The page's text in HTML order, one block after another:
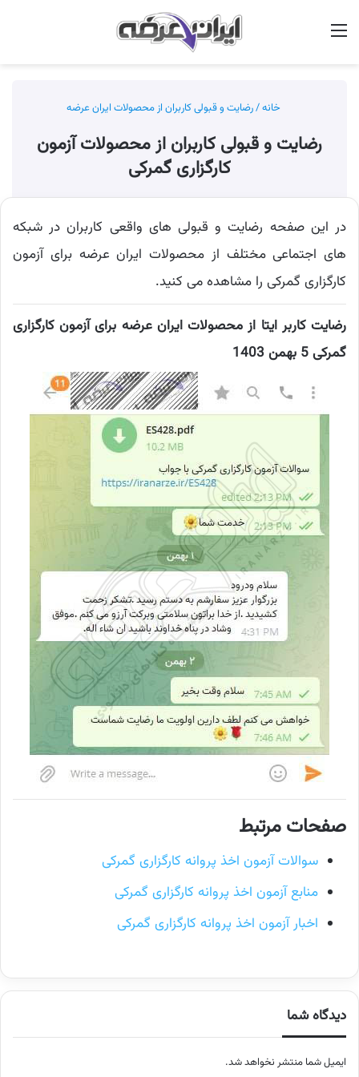
خانه/رضایت و قبولی کاربران از محصولات ایران عرضه
رضایت و قبولی کاربران از محصولات آزمون
کارگزاری گمرکی
در این صفحه رضایت و قبولی های واقعی کاربران در شبکه
های اجتماعی مختلف از محصولات ایران عرضه برای آزمون
کارگزاری گمرکی را مشاهده می کنید.
رضایت کاربر ایتا از محصولات ایران عرضه برای آزمون کارگزاری
گمرکی 5 بهمن 1403
صفحات مرتبط
سوالات آزمون اخذ پروانه کارگزاری گمرکی
منابع آزمون اخذ پروانه کارگزاری گمرکی
اخبار آزمون اخذ پروانه کارگزاری گمرکی
دیدگاه شما
ایمیل شما منتشر نخواهد شد.